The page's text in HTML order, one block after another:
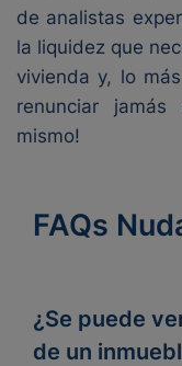
de analistas
la liquidez que
vivienda y, lo
renunciar
mismo!
FAQs
¿Se puede
de un